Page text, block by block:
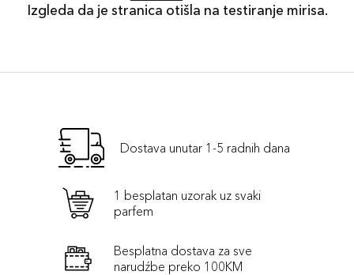
Izgleda da je stranica otišla na testiranje mirisa.
Dostava unutar 1-5 radnih dana
1 besplatan uzorak uz svaki
parfem
Besplatna dostava za sve
narudźbe preko 100KM